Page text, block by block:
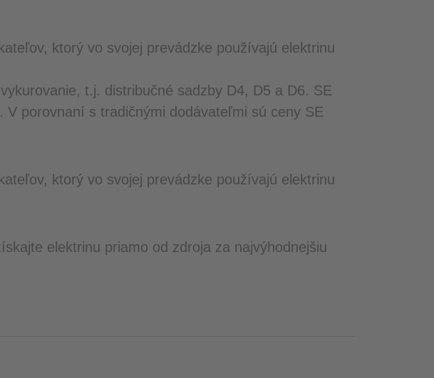
ktorý vo svojej prevádzke používajú elektrinu
t.j. distribučné sadzby D4, D5 a D6. SE
porovnaní s tradičnými dodávateľmi sú ceny SE
ktorý vo svojej prevádzke používajú elektrinu
elektrinu priamo od zdroja za najvýhodnejšiu